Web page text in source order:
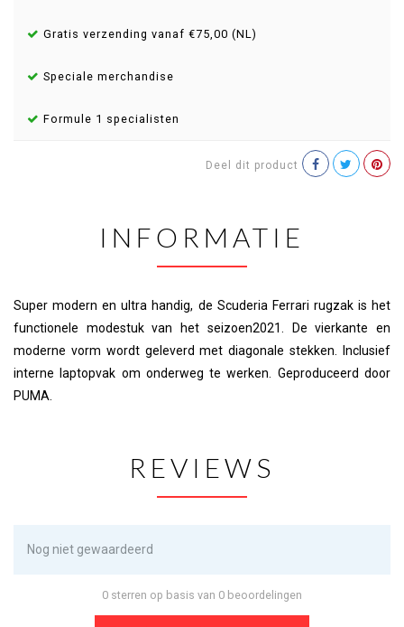
Gratis verzending vanaf €75,00 (NL)
Speciale merchandise
Formule 1 specialisten
Deel dit product
INFORMATIE
Super modern en ultra handig, de Scuderia Ferrari rugzak is het
functionele modestuk van het seizoen2021. De vierkante en
moderne vorm wordt geleverd met diagonale stekken. Inclusief
interne laptopvak om onderweg te werken. Geproduceerd door
PUMA.
REVIEWS
Nog niet gewaardeerd
0 sterren op basis van 0 beoordelingen